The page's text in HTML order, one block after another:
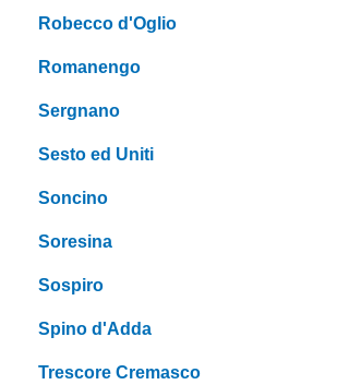
Robecco d'Oglio
Romanengo
Sergnano
Sesto ed Uniti
Soncino
Soresina
Sospiro
Spino d'Adda
Trescore Cremasco